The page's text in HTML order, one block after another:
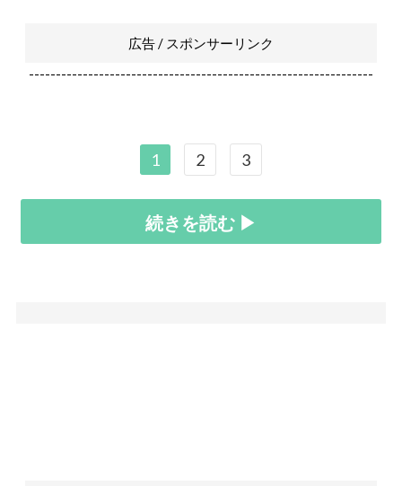
広告 / スポンサーリンク
----------------------------------------------------------------
1 2 3
続きを読む ▶